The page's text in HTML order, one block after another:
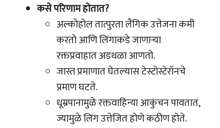
कसे परिणाम होतात?
अल्कोहोल तात्पुरता लैंगिक उत्तेजना कमी
करतो आणि लिंगाकडे जाणाऱ्या
रक्तप्रवाहात अडथळा आणतो.
जास्त प्रमाणात घेतल्यास टेस्टोस्टेरॉनचे
प्रमाण घटते.
धूम्रपानामुळे रक्तवाहिन्या आकुंचन पावतात,
ज्यामुळे लिंग उत्तेजित होणे कठीण होते.